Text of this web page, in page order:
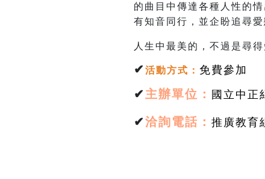
的曲目中傳達各種人性的
有知音同行，並企盼追尋
人生中最美的，不過是尋
✔活動方式 ： 免費參加
✔主辦單位： 國立中正
✔洽詢電話： 推廣教育